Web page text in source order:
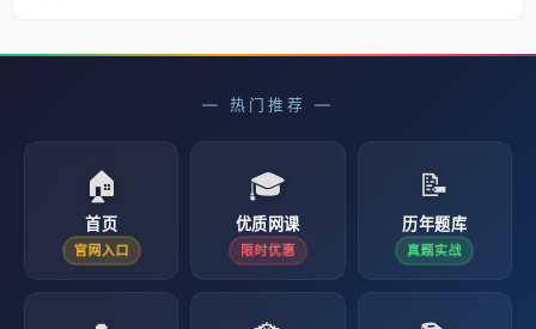
— 热门推荐 —
🏠
首页
官网入口
🎓
优质网课
限时优惠
📝
历年题库
真题实战